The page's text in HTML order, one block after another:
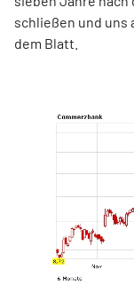
schließen und uns
dem Blatt.